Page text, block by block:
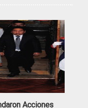
Acciones